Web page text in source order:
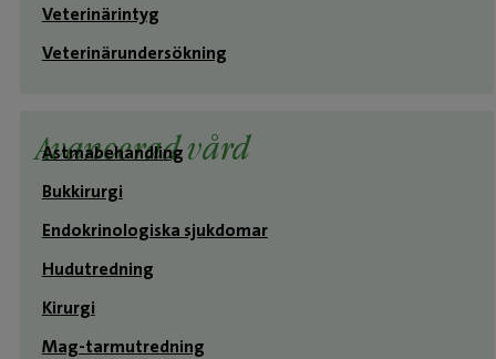
Veterinärintyg
Veterinärundersökning
Avancerad vård
Astmabehandling
Bukkirurgi
Endokrinologiska sjukdomar
Hudutredning
Kirurgi
Mag-tarmutredning